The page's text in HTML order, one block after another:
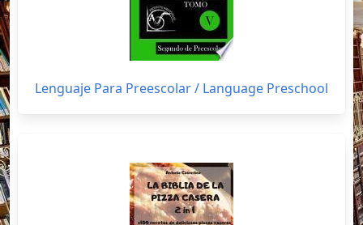
Lenguaje Para Preescolar / Language Preschool